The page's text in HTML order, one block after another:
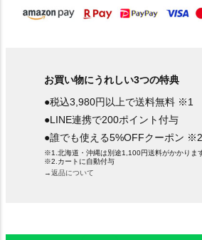
お買い物にうれしい3つの特典
●税込3,980円以上で送料無料 ※1
●LINE連携で200ポイント付与
●誰でも使える5%OFFクーポン ※2
※1.北海道・沖縄は別途1,100円送料がかかりま
※2.カートに自動付与
→返品について